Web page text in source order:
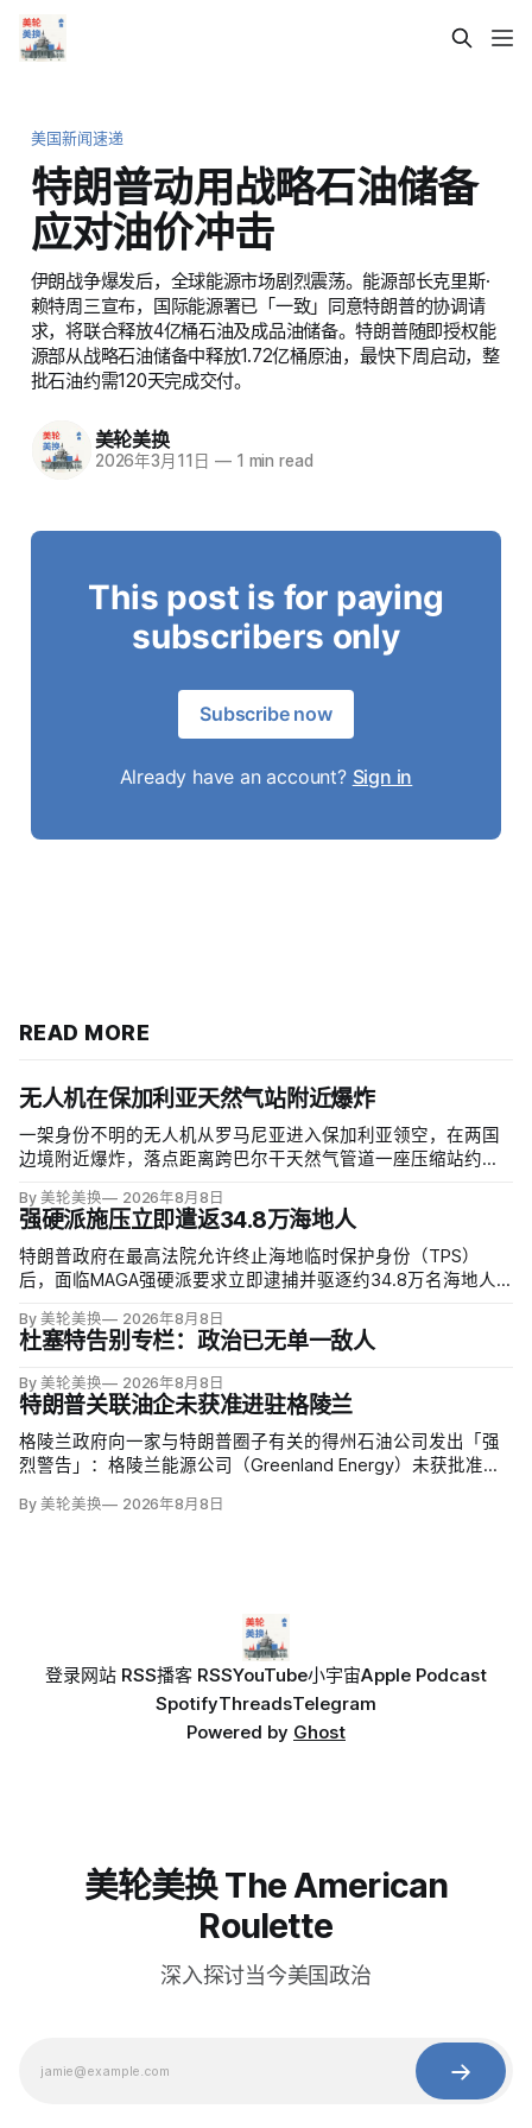
美国新闻速递
特朗普动用战略石油储备
应对油价冲击
伊朗战争爆发后，全球能源市场剧烈震荡。能源部长克里斯·
赖特周三宣布，国际能源署已「一致」同意特朗普的协调请
求，将联合释放4亿桶石油及成品油储备。特朗普随即授权能
源部从战略石油储备中释放1.72亿桶原油，最快下周启动，整
批石油约需120天完成交付。
美轮美换
2026年3月11日 —1 min read
This post is for paying
subscribers only
Subscribe now
Already have an account? Sign in
READ MORE
无人机在保加利亚天然气站附近爆炸
一架身份不明的无人机从罗马尼亚进入保加利亚领空，在两国
边境附近爆炸，落点距离跨巴尔干天然气管道一座压缩站约
夫说，罗马尼亚边防警察听到无人机噪音，保方巡逻队听到巨
响，但两国防空系统均未发现目标。
By 美轮美换 2026年8月8日
强硬派施压立即遣返34.8万海地人
特朗普政府在最高法院允许终止海地临时保护身份（TPS）
后，面临MAGA强硬派要求立即逮捕并驱逐约34.8万名海地人
至少50名海地人被叫到移民办公室并佩戴脚踝监控器，但突袭
尚未出现。
By 美轮美换 2026年8月8日
杜塞特告别专栏：政治已无单一敌人
By 美轮美换 2026年8月8日
特朗普关联油企未获准进驻格陵兰
格陵兰政府向一家与特朗普圈子有关的得州石油公司发出「强
烈警告」：格陵兰能源公司（Greenland Energy）未获批准，
地可能蕴藏价值1万亿美元原油，拟投资6000万美元钻两口
By 美轮美换 2026年8月8日
登录网站 RSS播客 RSSYouTube小宇宙Apple Podcast
SpotifyThreadsTelegram
Powered by Ghost
美轮美换 The American
Roulette
深入探讨当今美国政治